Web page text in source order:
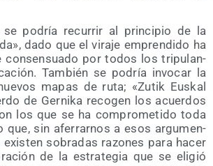
se podría recu­rrir al prin­ci­pio de la
dado que el vira­je empren­di­do ha
con­sen­sua­do por todos los tri­pu­lan­
Tam­bién se podría invo­car la
mapas de ruta; «Zutik Eus­kal
de Ger­ni­ka reco­gen los acuer­dos
los que se ha com­pro­me­ti­do toda
que, sin afe­rrar­nos a esos argu­men­
sobra­das razo­nes para hacer
de la estra­te­gia que se eli­gió